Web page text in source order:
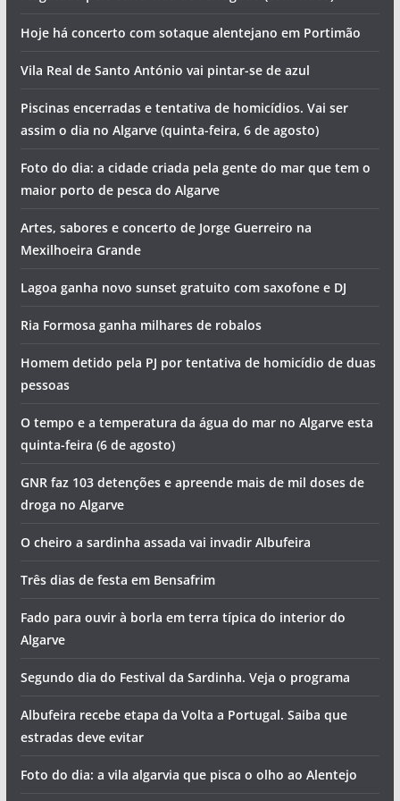
Hoje há concerto com sotaque alentejano em Portimão
Vila Real de Santo António vai pintar-se de azul
Piscinas encerradas e tentativa de homicídios. Vai ser
assim o dia no Algarve (quinta-feira, 6 de agosto)
Foto do dia: a cidade criada pela gente do mar que tem o
maior porto de pesca do Algarve
Artes, sabores e concerto de Jorge Guerreiro na
Mexilhoeira Grande
Lagoa ganha novo sunset gratuito com saxofone e DJ
Ria Formosa ganha milhares de robalos
Homem detido pela PJ por tentativa de homicídio de duas
pessoas
O tempo e a temperatura da água do mar no Algarve esta
quinta-feira (6 de agosto)
GNR faz 103 detenções e apreende mais de mil doses de
droga no Algarve
O cheiro a sardinha assada vai invadir Albufeira
Três dias de festa em Bensafrim
Fado para ouvir à borla em terra típica do interior do
Algarve
Segundo dia do Festival da Sardinha. Veja o programa
Albufeira recebe etapa da Volta a Portugal. Saiba que
estradas deve evitar
Foto do dia: a vila algarvia que pisca o olho ao Alentejo